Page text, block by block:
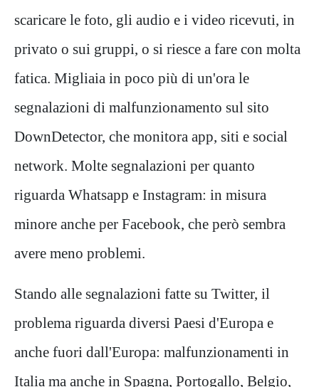
scaricare le foto, gli audio e i video ricevuti, in
privato o sui gruppi, o si riesce a fare con molta
fatica. Migliaia in poco più di un'ora le
segnalazioni di malfunzionamento sul sito
DownDetector, che monitora app, siti e social
network. Molte segnalazioni per quanto
riguarda Whatsapp e Instagram: in misura
minore anche per Facebook, che però sembra
avere meno problemi.
Stando alle segnalazioni fatte su Twitter, il
problema riguarda diversi Paesi d'Europa e
anche fuori dall'Europa: malfunzionamenti in
Italia ma anche in Spagna, Portogallo, Belgio,